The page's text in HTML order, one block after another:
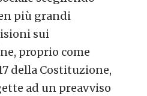
più grandi
sui
proprio come
della Costituzione,
ad un preavviso